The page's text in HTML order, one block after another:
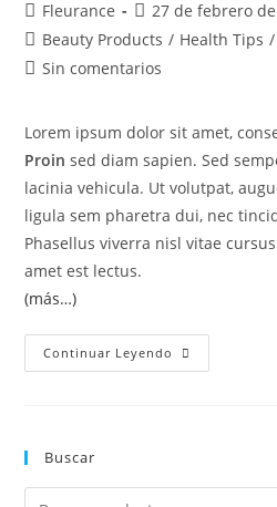
Fleurance
27 de febrero
Beauty Products / Health Tips /
Sin comentarios
Lorem ipsum dolor sit amet,
Proin sed diam sapien. Sed
lacinia vehicula. Ut volutpat,
ligula sem pharetra dui, nec
Phasellus viverra nisl vitae
amet est lectus.
(más…)
Continuar Leyendo
Buscar